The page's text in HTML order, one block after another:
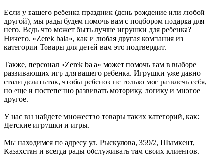
Если у вашего ребенка праздник (день рождение или любой
другой), мы рады будем помочь вам с подбором подарка для
него. Ведь что может быть лучше игрушки для ребенка?
Ничего. «Zerek bala», как и любая другая компания из
категории Товары для детей вам это подтвердит.
Также, персонал «Zerek bala» может помочь вам в выборе
развивающих игр для вашего ребенка. Игрушки уже давно
стали делать так, чтобы ребенок не только мог развлечь себя,
но еще и постепенно развивать моторику, логику и многое
другое.
У нас вы найдете множество товары таких категорий, как:
Детские игрушки и игры.
Мы находимся по адресу ул. Рыскулова, 359/2, Шымкент,
Казахстан и всегда рады обслуживать там своих клиентов.